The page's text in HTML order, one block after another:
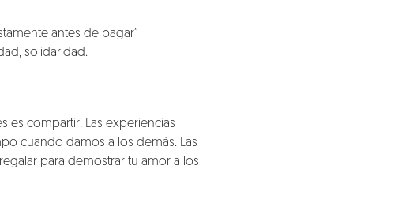
antes de pagar”
solidaridad.
es compartir. Las experiencias
cuando damos a los demás. Las
para demostrar tu amor a los